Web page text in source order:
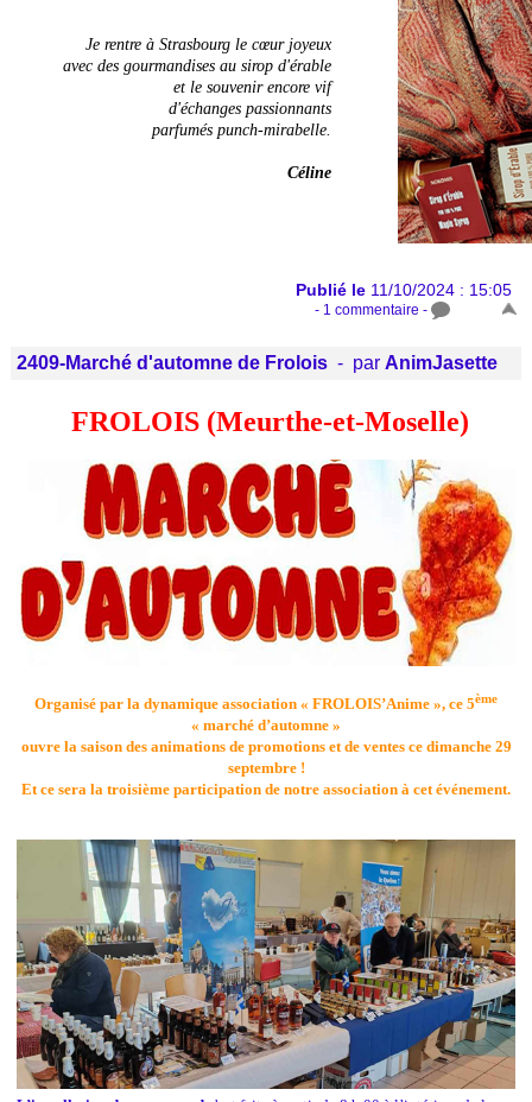
Je rentre à Strasbourg le cœur joyeux
avec des gourmandises au sirop d'érable
et le souvenir encore vif
d'échanges passionnants
parfumés punch-mirabelle.
Céline
Publié le 11/10/2024 : 15:05
- 1 commentaire -
2409-Marché d'automne de Frolois - par AnimJasette
FROLOIS (Meurthe-et-Moselle)
Organisé par la dynamique association « FROLOIS’Anime », ce 5ème
« marché d’automne »
ouvre la saison des animations de promotions et de ventes ce dimanche 29
septembre !
Et ce sera la troisième participation de notre association à cet événement.